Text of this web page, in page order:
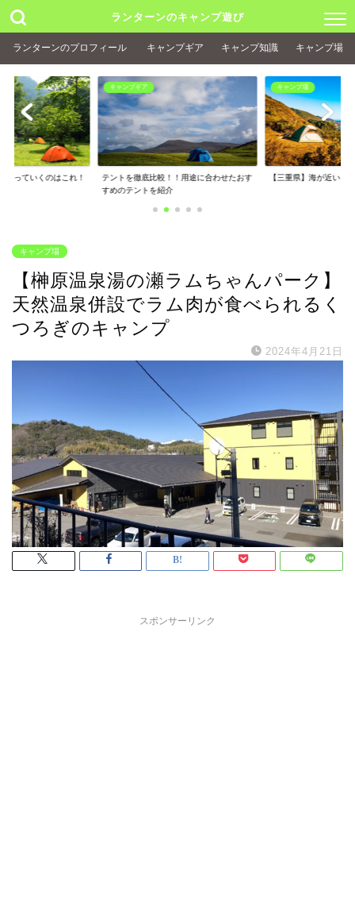
ランターンのキャンプ遊び
ランターンのプロフィール キャンプギア キャンプ知識 キャンプ場
！用途に合わせたおす
キャンプ場
【三重県】海が近いキャンプ場5選
キャンプ場
【徳沢キャンプ場】ぶ
キャンプ場
【榊原温泉湯の瀬ラムちゃんパーク】
天然温泉併設でラム肉が食べられるく
つろぎのキャンプ
2024年4月21日
スポンサーリンク